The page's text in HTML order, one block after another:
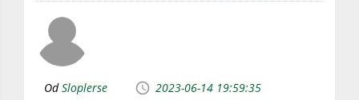
OdSloplerse 2023-06-14 19:59:35